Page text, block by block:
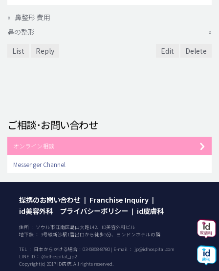
« 鼻整形 費用
鼻の整形
»
List
Reply Edit Delete
ご相談･お問い合わせ
オンライン相談
Messenger Channel
提携のお問い合わせ | Franchise Inquiry |
id美容外科 プライバシーポリシー | id皮膚科
住所 ： ソウル市江南区島山大路142、ID美容外科ビル
地下鉄 ： 3号線新沙駅1番出口から徒歩5分、ヨンドンホテルの隣
TEL ： 日本からかける場合： 03-6868-8780 | E-mail ： jp@idhospital.com
LINE ID ： @idhospital_jp2
Copyright(c) 2017 ID病院. All rights reserved.